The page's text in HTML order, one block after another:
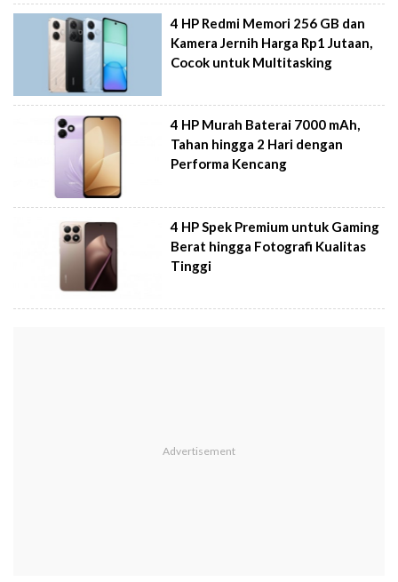
4 HP Redmi Memori 256 GB dan
Kamera Jernih Harga Rp1 Jutaan,
Cocok untuk Multitasking
4 HP Murah Baterai 7000 mAh,
Tahan hingga 2 Hari dengan
Performa Kencang
4 HP Spek Premium untuk Gaming
Berat hingga Fotografi Kualitas
Tinggi